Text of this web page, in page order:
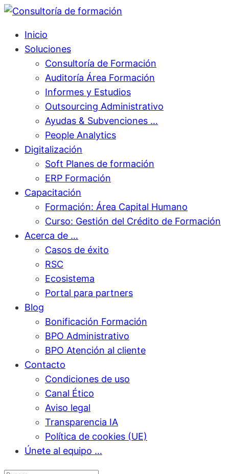
Inicio
Soluciones
Consultoría de Formación
Auditoría Área Formación
Informes y Estudios
Outsourcing Administrativo
Ayudas & Subvenciones …
People Analytics
Digitalización
Soft Planes de formación
ERP Formación
Capacitación
Formación: Área Capital Humano
Curso: Gestión del Crédito de Formación
Acerca de …
Casos de éxito
RSC
Ecosistema
Portal para partners
Blog
Bonificación Formación
BPO Administrativo
BPO Atención al cliente
Contacto
Condiciones de uso
Canal Ético
Aviso legal
Transparencia IA
Política de cookies (UE)
Únete al equipo …